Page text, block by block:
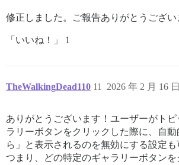
修正しました。ご報告ありがとうござい
「いいね！」 1
TheWalkingDead110 2026 年 2 月 16
11
ありがとうございます！ユーザーがト
ラリーボタンをクリックした際に、自
ら」と表示されるのを無効にする設定も
つまり、どの特定のギャラリーボタンを